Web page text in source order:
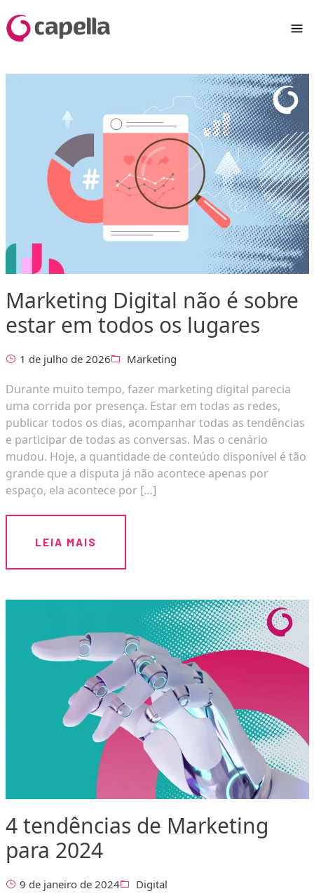
Marketing Digital não é sobre
estar em todos os lugares
1 de julho de 2026 Marketing
Durante muito tempo, fazer marketing digital parecia
uma corrida por presença. Estar em todas as redes,
publicar todos os dias, acompanhar todas as tendências
e participar de todas as conversas. Mas o cenário
mudou. Hoje, a quantidade de conteúdo disponível é tão
grande que a disputa já não acontece apenas por
espaço, ela acontece por […]
LEIA MAIS
4 tendências de Marketing
para 2024
9 de janeiro de 2024 Digital